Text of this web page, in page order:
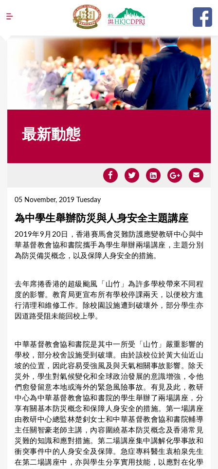
Jump to navigation
最新動態
05 November, 2019 Tuesday
為中學生舉辦防災與人身安全主題講座
2019年9月20日，香港賽馬會災難防護應變教研中心與中
華基督教會協和書院攜手為學生舉辦兩場講座，主題分別
為防災備災概念，以及保障人身安全的措施。
去年席捲香港的超級颱風「山竹」為許多學校帶來不同程
度的影響。教育局更宣布所有學校停課兩天，以便校方進
行清理和維修工作。除校園設施遭到破壞外，部分學生亦
因道路受阻未能回校上學。
中華基督教會協和書院是其中一所受「山竹」嚴重影響的
學校，部分校舍設施受到破壞。由於該校位於黃大仙近山
坡的位置，因此容易受強風及與天氣相關事故影響。除天
災外，學生對氣候變化和全球政治發展的意識增強，令他
們愈發留意本地或海外的緊急風險事故。有見及此，教研
中心為中華基督教會協和書院的學生舉辦了兩場講座，分
享有關基本防災概念和保障人身安全的措施。第一場講座
由教研中心總監林楚釗女士和中華基督教會協和書院輔導
主任關智豪老師主講，內容圍繞基本防災概念及香港常見
災難的知識和應對措施。第二場講座集中講解化學事故和
衝突事件中的人身安全及保障。急症專科醫生袁柏泉先生
在第二場講座中，亦與學生分享實用技能，以應對在化學